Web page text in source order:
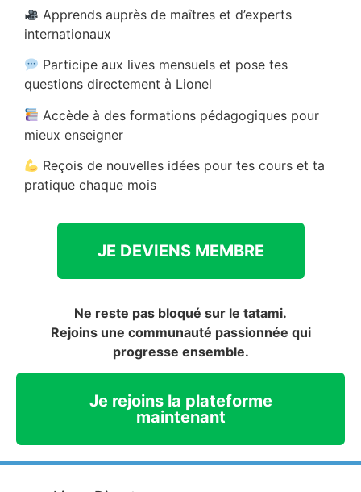
Apprends auprès de maîtres et d’experts
internationaux
Participe aux lives mensuels et pose tes
questions directement à Lionel
Accède à des formations pédagogiques pour
mieux enseigner
Reçois de nouvelles idées pour tes cours et ta
pratique chaque mois
JE DEVIENS MEMBRE
Ne reste pas bloqué sur le tatami.
Rejoins une communauté passionnée qui
progresse ensemble.
Je rejoins la plateforme
maintenant